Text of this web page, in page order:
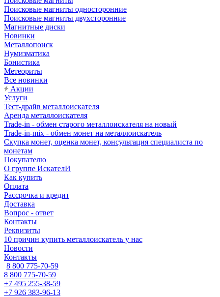
Поисковые магниты односторонние
Поисковые магниты двухсторонние
Магнитные диски
Новинки
Металлопоиск
Нумизматика
Бонистика
Метеориты
Все новинки
Акции
Услуги
Тест-драйв металлоискателя
Аренда металлоискателя
Trade-in - обмен старого металлоискателя на новый
Trade-in-mix - обмен монет на металлоискатель
Скупка монет, оценка монет, консультация специалиста по
монетам
Покупателю
О группе ИскателИ
Как купить
Оплата
Рассрочка и кредит
Доставка
Вопрос - ответ
Контакты
Реквизиты
10 причин купить металлоискатель у нас
Новости
Контакты
8 800 775-70-59
8 800 775-70-59
+7 495 255-38-59
+7 926 383-96-13